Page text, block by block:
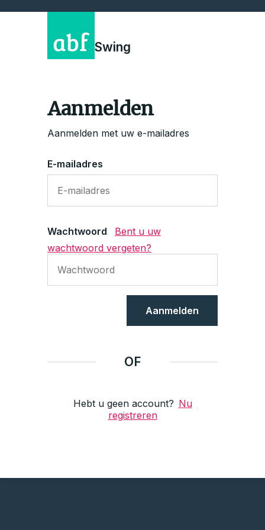
Swing
Aanmelden
Aanmelden met uw e-mailadres
E-mailadres
Wachtwoord
Bent u uw
wachtwoord vergeten?
Aanmelden
OF
Hebt u geen account? Nu
registreren